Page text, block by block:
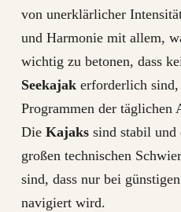
von unerklärlicher
und Harmonie mit allem,
wichtig zu betonen, dass
Seekajakerforderlich sind,
Programmen der täglichen
Die Kajakssind stabil und
großen technischen
sind, dass nur bei
navigiert wird.